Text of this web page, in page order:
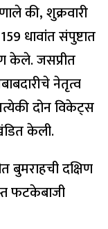
की, शुक्रवारी
धावांत संपुष्टात
केले.जसप्रीत
नेतृत्व
दोन विकेट्स
केली.
बुमराहची दक्षिण
फटकेबाजी